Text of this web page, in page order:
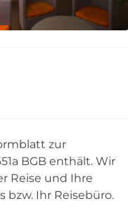
zur
BGB enthält. Wir
Reise und Ihre
bzw. Ihr Reisebüro.